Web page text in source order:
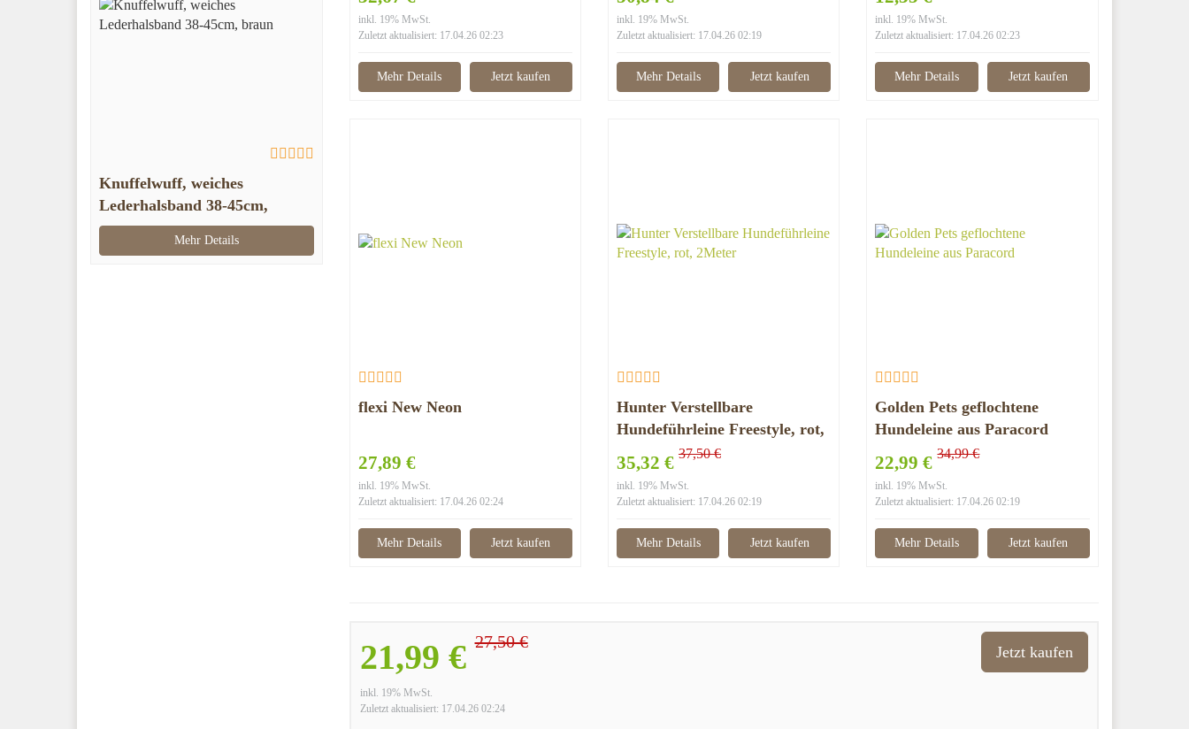
inkl. 19% MwSt.
Zuletzt aktualisiert: 17.04.26 02:23
Mehr Details Jetzt kaufen
inkl. 19% MwSt.
Zuletzt aktualisiert: 17.04.26 02:19
Mehr Details Jetzt kaufen
inkl. 19% MwSt.
Zuletzt aktualisiert: 17.04.26 02:23
Mehr Details Jetzt kaufen
flexi New Neon
27,89 €
inkl. 19% MwSt.
Zuletzt aktualisiert: 17.04.26 02:24
Mehr Details Jetzt kaufen
Hunter Verstellbare
Hundeführleine Freestyle, rot,
35,32 € 37,50 €
inkl. 19% MwSt.
Zuletzt aktualisiert: 17.04.26 02:19
Mehr Details Jetzt kaufen
Golden Pets geflochtene
Hundeleine aus Paracord
22,99 €34,99 €
inkl. 19% MwSt.
Zuletzt aktualisiert: 17.04.26 02:19
Mehr Details Jetzt kaufen
21,99 €27,50 €
inkl. 19% MwSt.
Zuletzt aktualisiert: 17.04.26 02:24
Jetzt kaufen
Knuffelwuff, weiches
Lederhalsband 38-45cm,
braun
Mehr Details